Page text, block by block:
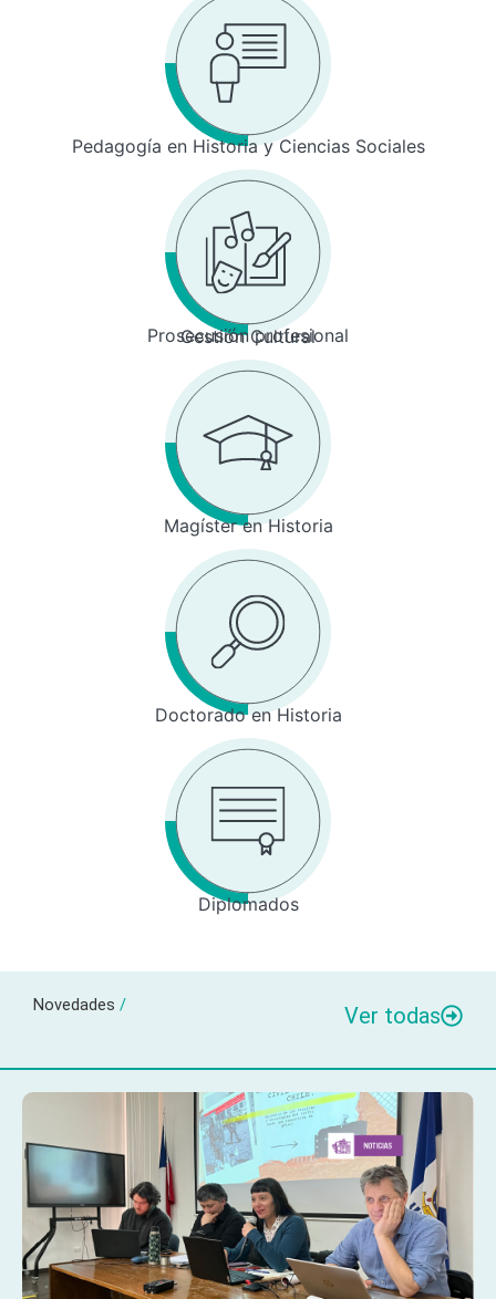
Pedagogía en Historia y Ciencias Sociales
Prosecusión profesional
Gestión Cultural
Magíster en Historia
Doctorado en Historia
Diplomados
Novedades / Ver todas